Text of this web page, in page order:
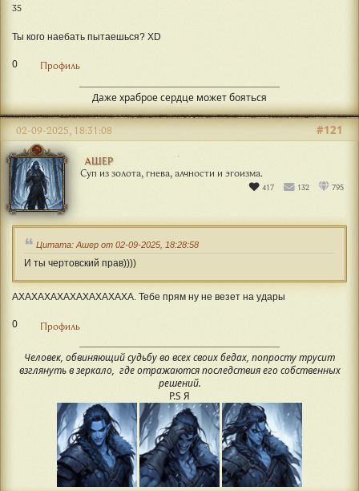
35
Ты кого наебать пытаешься? XD
0 Профиль
Даже храброе сердце может бояться
АШЕР
Суп из золота, гнева, алчности и эгоизма.
417 132 795
#121
02-09-2025, 18:31:08
Цитата: Ашер от 02-09-2025, 18:28:58
И ты чертовский прав))))
АХАХАХАХАХАХАХАХАХА. Тебе прям ну не везет на удары
0 Профиль
Человек, обвиняющий судьбу во всех своих бедах, попросту трусит
взглянуть в зеркало, где отражаются последствия его собственных
решений.
P.S Я